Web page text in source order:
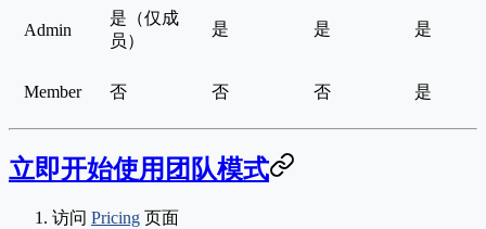
Admin
是（仅成
员）
是 是 是
Member 否 否 否 是
立即开始使用团队模式
访问 Pricing 页面